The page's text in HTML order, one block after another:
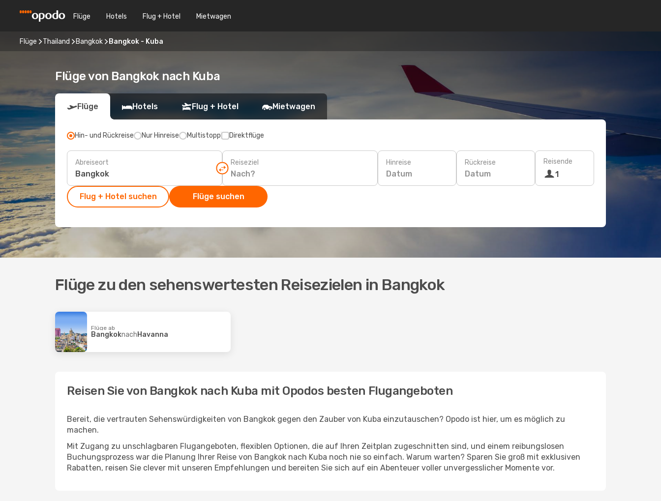
Flüge Hotels Flug + Hotel Mietwagen
Flüge Thailand Bangkok Bangkok - Kuba
Flüge von Bangkok nach Kuba
Flüge Hotels Flug + Hotel Mietwagen
Hin- und Rückreise Nur Hinreise Multistopp Direktflüge
Abreiseort Reiseziel Hinreise
Datum
Rückreise
Datum
Reisende
1
Flug + Hotel suchen Flüge suchen
Flüge zu den sehenswertesten Reisezielen in Bangkok
Flüge ab
BangkoknachHavanna
Reisen Sie von Bangkok nach Kuba mit Opodos besten Flugangeboten
Bereit, die vertrauten Sehenswürdigkeiten von Bangkok gegen den Zauber von Kuba einzutauschen? Opodo ist hier, um es möglich zu
machen.
Mit Zugang zu unschlagbaren Flugangeboten, flexiblen Optionen, die auf Ihren Zeitplan zugeschnitten sind, und einem reibungslosen
Buchungsprozess war die Planung Ihrer Reise von Bangkok nach Kuba noch nie so einfach. Warum warten? Sparen Sie groß mit exklusiven
Rabatten, reisen Sie clever mit unseren Empfehlungen und bereiten Sie sich auf ein Abenteuer voller unvergesslicher Momente vor.